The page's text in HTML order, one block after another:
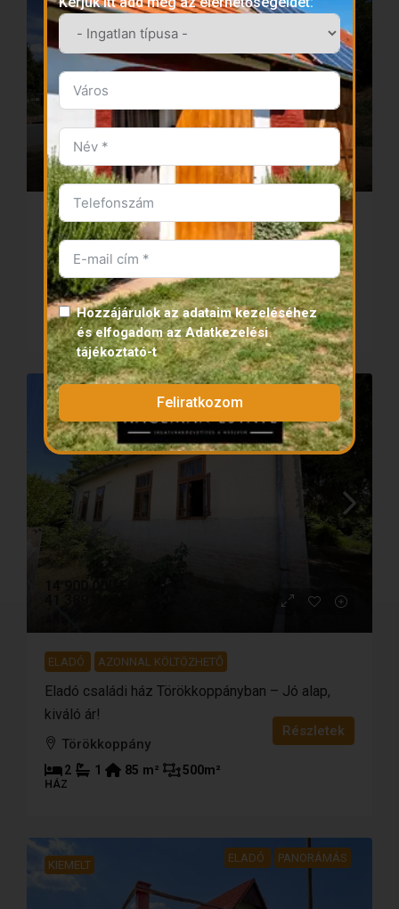
130 000 000 Ft
361 111 €
ELADÓ AZONNAL KÖLTÖZHETŐ PANORÁMÁS
eladó birtok Bedegkér | 3 ha panorámás ingatlan
Bedegkér
3 1 250 m² 30000m²
HÁZ
Részletek
ELADÓ AZONNAL KÖLTÖZHETŐ
ELADÓ AZONNAL KÖLTÖZHETŐ
Eladó családi ház Törökkoppányban – Jó alap,
kiváló ár!
Törökkoppány
2 1 85 m² 500m²
HÁZ
Részletek
KIEMELT
ELADÓ PANORÁMÁS
Hozzájárulok az adataim kezeléséhez
és elfogadom azAdatkezelési
tájékoztató-t
Feliratkozom